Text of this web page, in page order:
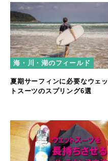
海・川・湖のフィールド
夏期サーフィンに必要なウェッ
トスーツのスプリング6選